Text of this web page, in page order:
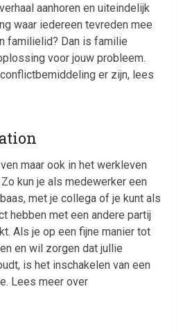
aanhoren en uiteindelijk
waar iedereen tevreden mee
familielid? Dan is familie
voor jouw probleem.
er zijn, lees
maar ook in het werkleven
kun je als medewerker een
met je collega of je kunt als
hebben met een andere partij
Als je op een fijne manier tot
en wil zorgen dat jullie
is het inschakelen van een
Lees meer over